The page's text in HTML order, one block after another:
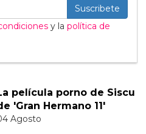
Suscribete
y la política de
película porno de Siscu
'Gran Hermano 11'
Agosto